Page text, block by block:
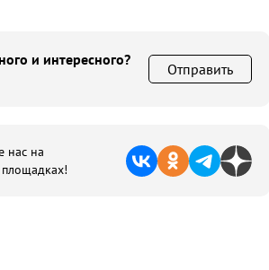
и интересного?
Отправить
нас на